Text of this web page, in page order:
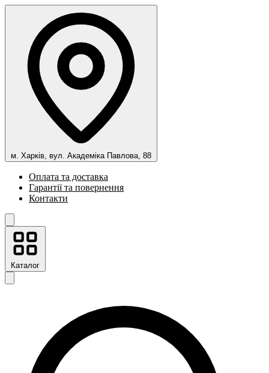
м. Харків, вул. Академіка Павлова, 88
Оплата та доставка
Гарантії та повернення
Контакти
Каталог